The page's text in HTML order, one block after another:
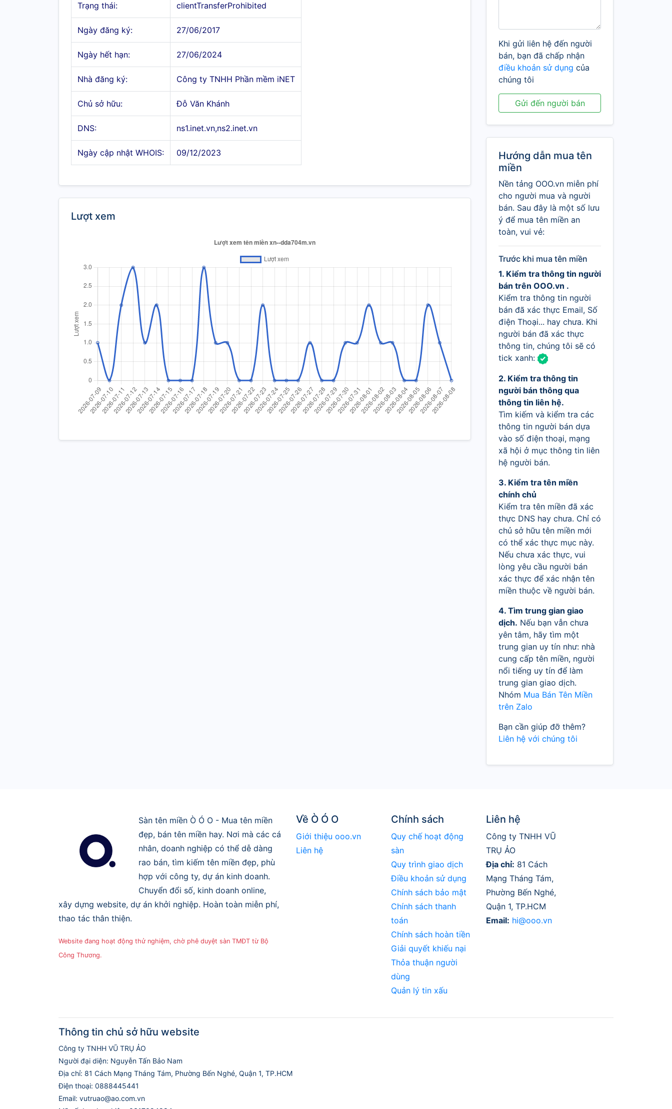
Trạng thái: clientTransferProhibited
Ngày đăng ký: 27/06/2017
Ngày hết hạn: 27/06/2024
Nhà đăng ký: Công ty TNHH Phần mềm iNET
Chủ sở hữu: Đỗ Văn Khánh
DNS: ns1.inet.vn,ns2.inet.vn
Ngày cập nhật WHOIS: 09/12/2023
Lượt xem
Khi gửi liên hệ đến người
bán, bạn đã chấp nhận
điều khoản sử dụng của
chúng tôi
Gửi đến người bán
Hướng dẫn mua tên
miền
Nền tảng OOO.vn miễn phí
cho người mua và người
bán. Sau đây là một số lưu
ý để mua tên miền an
toàn, vui vẻ:
Trước khi mua tên miền
1. Kiểm tra thông tin người
bán trên OOO.vn .
Kiểm tra thông tin người
bán đã xác thực Email, Số
điện Thoại... hay chưa. Khi
người bán đã xác thực
thông tin, chúng tôi sẽ có
tick xanh:
2. Kiểm tra thông tin
người bán thông qua
thông tin liên hệ.
Tìm kiếm và kiểm tra các
thông tin người bán dựa
vào số điện thoại, mạng
xã hội ở mục thông tin liên
hệ người bán.
3. Kiểm tra tên miền
chính chủ
Kiểm tra tên miền đã xác
thực DNS hay chưa. Chỉ có
chủ sở hữu tên miền mới
có thể xác thực mục này.
Nếu chưa xác thực, vui
lòng yêu cầu người bán
xác thực để xác nhận tên
miền thuộc về người bán.
4. Tìm trung gian giao
dịch. Nếu bạn vẫn chưa
yên tâm, hãy tìm một
trung gian uy tín như: nhà
cung cấp tên miền, người
nổi tiếng uy tín để làm
trung gian giao dịch.
Nhóm Mua Bán Tên Miền
trên Zalo
Bạn cần giúp đỡ thêm?
Liên hệ với chúng tôi
Sàn tên miền Ò Ó O - Mua tên miền
đẹp, bán tên miền hay. Nơi mà các cá
nhân, doanh nghiệp có thể dễ dàng
rao bán, tìm kiếm tên miền đẹp, phù
hợp với công ty, dự án kinh doanh.
Chuyển đổi số, kinh doanh online,
xây dựng website, dự án khởi nghiệp. Hoàn toàn miễn phí,
thao tác thân thiện.
Website đang hoạt động thử nghiệm, chờ phê duyệt sàn TMĐT từ Bộ
Công Thương.
Về Ò Ó O
Giới thiệu ooo.vn
Liên hệ
Chính sách
Quy chế hoạt động
sàn
Quy trình giao dịch
Điều khoản sử dụng
Chính sách bảo mật
Chính sách thanh
toán
Chính sách hoàn tiền
Giải quyết khiếu nại
Thỏa thuận người
dùng
Quản lý tin xấu
Liên hệ
Công ty TNHH VŨ
TRỤ ẢO
Địa chỉ: 81 Cách
Mạng Tháng Tám,
Phường Bến Nghé,
Quận 1, TP.HCM
Email: hi@ooo.vn
Thông tin chủ sở hữu website
Công ty TNHH VŨ TRỤ ẢO
Người đại diện: Nguyễn Tấn Bảo Nam
Địa chỉ: 81 Cách Mạng Tháng Tám, Phường Bến Nghé, Quận 1, TP.HCM
Điện thoại: 0888445441
Email: vutruao@ao.com.vn